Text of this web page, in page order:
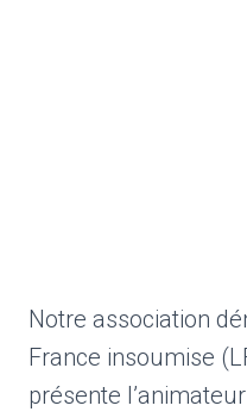
Notre association
France insoumise
présente